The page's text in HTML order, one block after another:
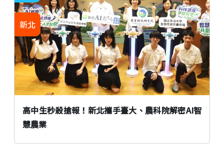
高中生秒殺搶報！新北攜手臺大、農科院解密AI智
慧農業
新北